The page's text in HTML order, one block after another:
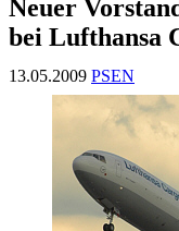
Neuer
bei Lufthansa
13.05.2009 PSEN